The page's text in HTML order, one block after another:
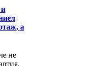
а
не